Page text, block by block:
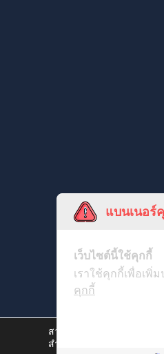
สวัสดีค่ะ เราจะขออนุญาตเ
สำหรับการทำการตลาดที่ต
แบนเนอร์
เว็บไซต์นี้ใช้คุกกี้
เราใช้คุกกี้เพื่อเ
คุกกี้